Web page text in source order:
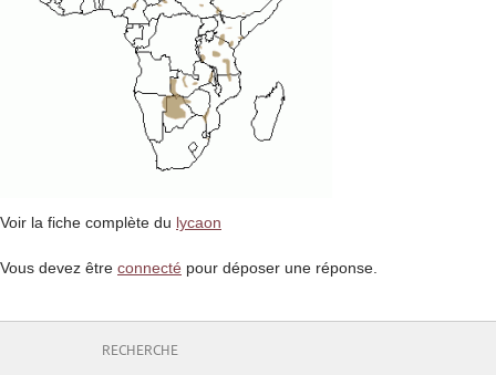
Voir la fiche complète du lycaon
Vous devez être connecté pour déposer une réponse.
RECHERCHE